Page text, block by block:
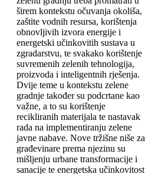
širem kontekstu očuvanja okoliša,
zaštite vodnih resursa, korištenja
obnovljivih izvora energije i
energetski učinkovitih sustava u
zgradarstvu, te svakako korištenje
suvremenih zelenih tehnologija,
proizvoda i inteligentnih rješenja.
Dvije teme u kontekstu zelene
gradnje također su podcrtane kao
važne, a to su korištenje
recikliranih materijala te nastavak
rada na implementiranju zelene
javne nabave. Nove tržišne niše za
građevinare prema njezinu su
mišljenju urbane transformacije i
sanacije te energetska učinkovitost